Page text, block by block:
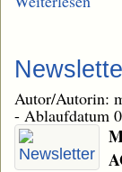
Autor/Autorin:
- Ablaufdatum